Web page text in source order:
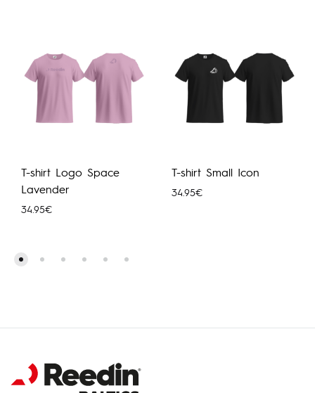
T-shirt Logo Space
Lavender
34.95€
T-shirt Small Icon
34.95€